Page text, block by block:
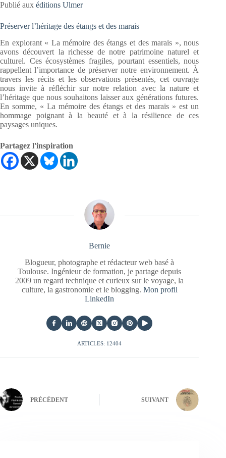
Publié aux éditions Ulmer
Préserver l’héritage des étangs et des marais
En explorant « La mémoire des étangs et des marais », nous
avons découvert la richesse de notre patrimoine naturel et
culturel. Ces écosystèmes fragiles, pourtant essentiels, nous
rappellent l’importance de préserver notre environnement. À
travers les récits et les observations présentés, cet ouvrage
nous invite à réfléchir sur notre relation avec la nature et
l’héritage que nous souhaitons laisser aux générations futures.
En somme, « La mémoire des étangs et des marais » est un
hommage poignant à la beauté et à la résilience de ces
paysages uniques.
Partagez l'inspiration
Bernie
Blogueur, photographe et rédacteur web basé à
Toulouse. Ingénieur de formation, je partage depuis
2009 un regard technique et curieux sur le voyage, la
culture, la gastronomie et le blogging. Mon profil
LinkedIn
ARTICLES: 12404
PRÉCÉDENT SUIVANT